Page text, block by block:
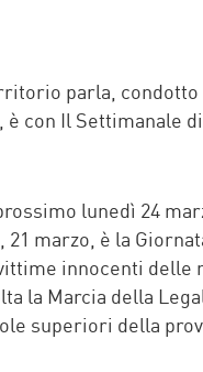
parla, condotto
con Il Settimanale
lunedì 24
marzo, è la
innocenti delle
la Marcia della
superiori della